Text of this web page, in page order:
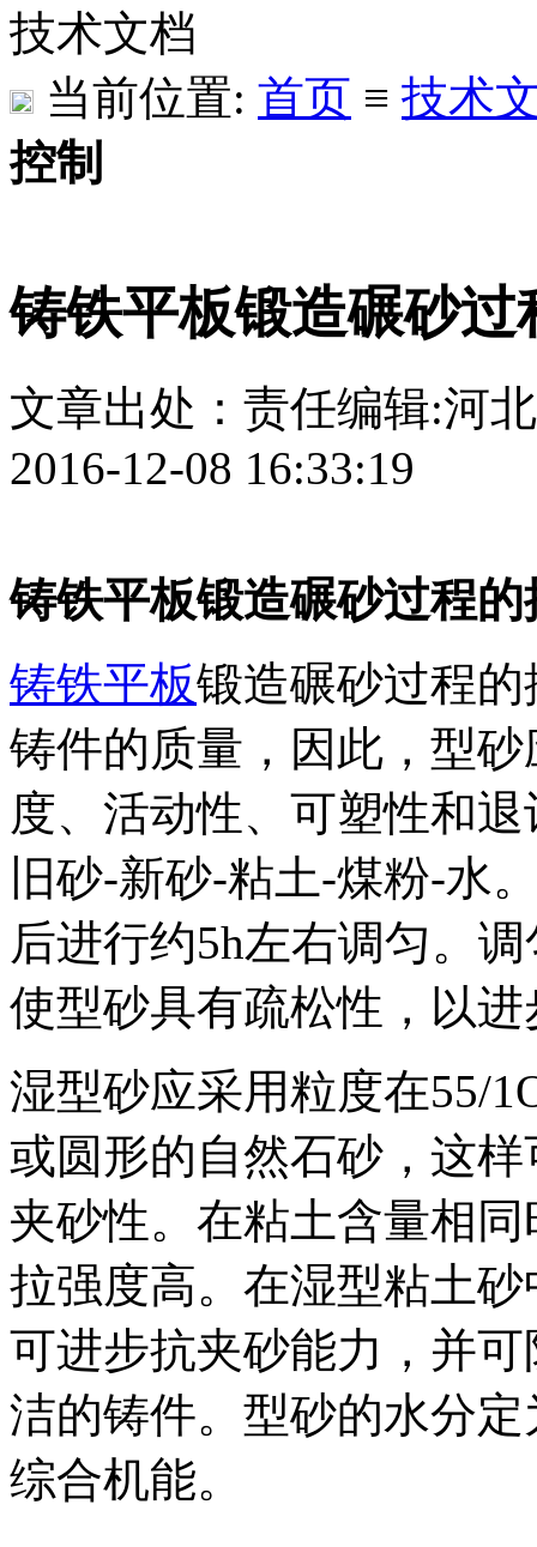
技术文档
当前位置: 首页 ≡ 技术
控制
铸铁平板锻造碾砂过
文章出处： 责任编辑:河
2016-12-08 16:33:19
铸铁平板锻造碾砂过程的
铸铁平板锻造碾砂过程
铸件的质量，因此，型
度、活动性、可塑性和
旧砂-新砂-粘土-煤粉-水
后进行约5h左右调匀。
使型砂具有疏松性，以
湿型砂应采用粒度在55/
或圆形的自然石砂，这
夹砂性。在粘土含量相
拉强度高。在湿型粘土
可进步抗夹砂能力，并
洁的铸件。型砂的水分
综合机能。